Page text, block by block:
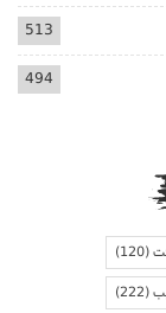
513
494
(120)
(222)